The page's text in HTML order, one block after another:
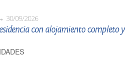
30/09/2026
con alojamiento completo y